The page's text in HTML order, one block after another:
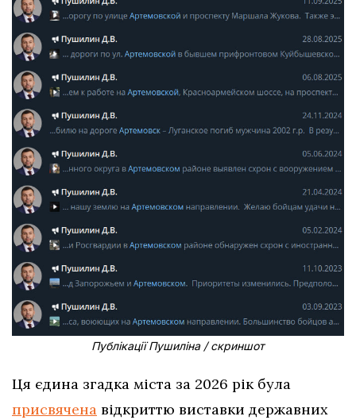
Публікації Пушиліна / скриншот
Ця єдина згадка міста за 2026 рік була
присвячена відкриттю виставки державних